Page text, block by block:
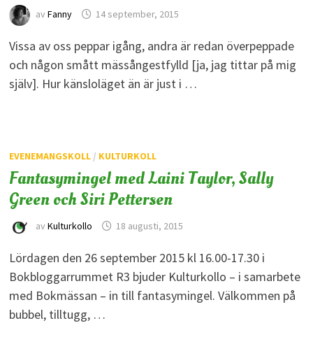
av Fanny 14 september, 2015
Vissa av oss peppar igång, andra är redan överpeppade
och någon smått mässångestfylld [ja, jag tittar på mig
själv]. Hur känsloläget än är just i …
EVENEMANGSKOLL/ KULTURKOLL
Fantasymingel med Laini Taylor, Sally
Green och Siri Pettersen
av Kulturkollo 18 augusti, 2015
Lördagen den 26 september 2015 kl 16.00-17.30 i
Bokbloggarrummet R3 bjuder Kulturkollo – i samarbete
med Bokmässan – in till fantasymingel. Välkommen på
bubbel, tilltugg, …